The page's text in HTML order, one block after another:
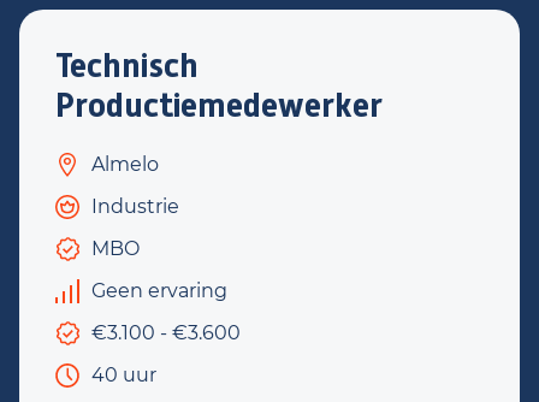
Technisch
Productiemedewerker
Almelo
Industrie
MBO
Geen ervaring
€3.100 - €3.600
40 uur